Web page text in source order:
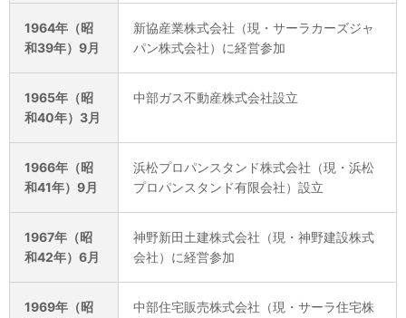
1964年（昭
和39年）9月
新協産業株式会社（現・サーラカーズジャ
パン株式会社）に経営参加
1965年（昭
和40年）3月
中部ガス不動産株式会社設立
1966年（昭
和41年）9月
浜松プロパンスタンド株式会社（現・浜松
プロパンスタンド有限会社）設立
1967年（昭
和42年）6月
神野新田土建株式会社（現・神野建設株式
会社）に経営参加
1969年（昭
中部住宅販売株式会社（現・サーラ住宅株